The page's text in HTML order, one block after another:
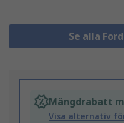
Se alla
Mängdrabatt
Visa alternativ